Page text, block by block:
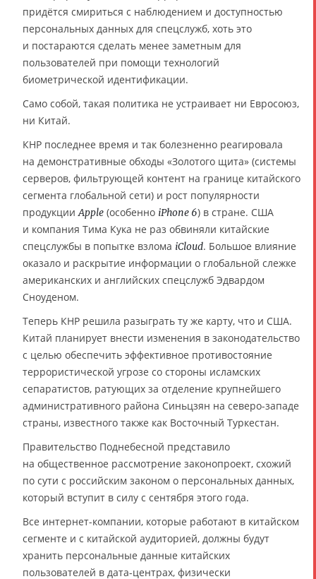
придётся смириться с наблюдением и доступностью
персональных данных для спецслужб, хоть это
и постараются сделать менее заметным для
пользователей при помощи технологий
биометрической идентификации.
Само собой, такая политика не устраивает ни Евросоюз,
ни Китай.
КНР последнее время и так болезненно реагировала
на демонстративные обходы «Золотого щита» (системы
серверов, фильтрующей контент на границе китайского
сегмента глобальной сети) и рост популярности
продукцииApple (особенно iPhone 6) в стране. США
и компания Тима Кука не раз обвиняли китайские
спецслужбы в попытке взлома iCloud. Большое влияние
оказало и раскрытие информации о глобальной слежке
американских и английских спецслужб Эдвардом
Сноуденом.
Теперь КНР решила разыграть ту же карту, что и США.
Китай планирует внести изменения в законодательство
с целью обеспечить эффективное противостояние
террористической угрозе со стороны исламских
сепаратистов, ратующих за отделение крупнейшего
административного района Синьцзян на северо-западе
страны, известного также как Восточный Туркестан.
Правительство Поднебесной представило
на общественное рассмотрение законопроект, схожий
по сути с российским законом о персональных данных,
который вступит в силу с сентября этого года.
Все интернет-компании, которые работают в китайском
сегменте и с китайской аудиторией, должны будут
хранить персональные данные китайских
пользователей в дата-центрах, физически